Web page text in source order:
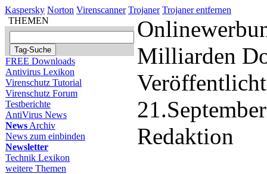
Kaspersky Norton Virenscanner Trojaner Trojaner entfernen
THEMEN
FREE Downloads
Antivirus Lexikon
Virenschutz Tutorial
Virenschutz Forum
Testberichte
AntiVirus News
News Archiv
News zum einbinden
Newsletter
Technik Lexikon
weitere Themen
Milliarden
Redaktion